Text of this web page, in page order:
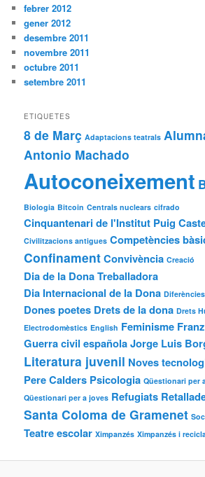
febrer 2012
gener 2012
desembre 2011
novembre 2011
octubre 2011
setembre 2011
ETIQUETES
8 de Març Adaptacions teatrals
Antonio Machado
Autoconeixement
Biologia Bitcoin Centrals nuclears cifrado
Cinquantenari de l'Institut Puig
Civilitzacions antigues Competències
ConfinamentConvivència Creació
Dia de la Dona Treballadora
Dia Internacional de la Dona
Dones poetes Drets de la dona Drets
Electrodomèstics English Feminisme
Guerra civil españolaJorge Luis
Literatura juvenil Noves
Pere Calders Psicologia Qüestionari per
Qüestionari per a joves Refugiats
Santa Coloma de Gramenet
Teatre escolar Ximpanzés Ximpanzés i